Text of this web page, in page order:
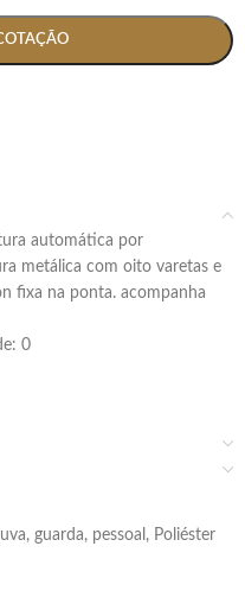
metálica com oito varetas e
fixa na ponta. acompanha
0
, guarda, pessoal , Poliéster